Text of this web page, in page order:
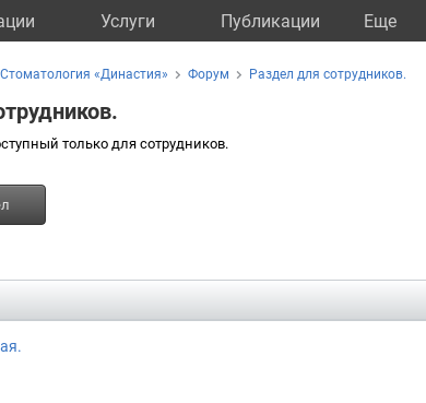
Услуги Публикации Eще
Стоматология «Династия» Форум Раздел для сотрудников.
только для сотрудников.